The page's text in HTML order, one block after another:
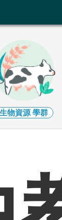
生物資源學群